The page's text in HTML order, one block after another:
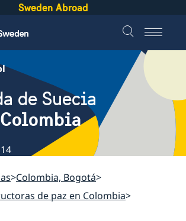
Sweden Abroad
de Suecia
Colombia, Bogotá
de paz en Colombia